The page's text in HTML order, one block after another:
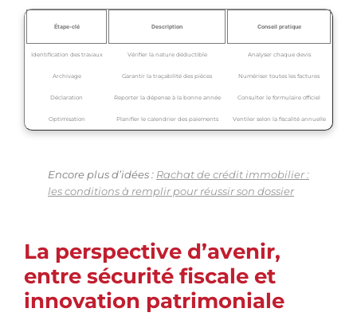
Étape-clé Description Conseil pratique
Identification des travaux Vérifier la nature déductible Analyser chaque devis
Archivage Garantir la traçabilité des pièces Numériser toutes les factures
Déclaration Reporter la dépense à la bonne année Consulter le formulaire officiel
Optimisation Planifier le calendrier des paiements Ventiler selon la fiscalité annuelle
Encore plus d’idées : Rachat de crédit immobilier :
les conditions à remplir pour réussir son dossier
La perspective d’avenir,
entre sécurité fiscale et
innovation patrimoniale